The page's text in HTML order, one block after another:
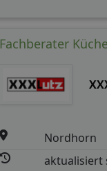
Fachberater
Nordhorn
aktualisiert